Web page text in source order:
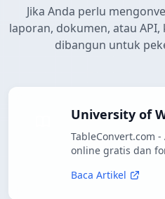
Jika Anda perlu
laporan, dokumen, atau API,
dibangun untuk
University of
TableConvert.com
online gratis dan
Baca Artikel